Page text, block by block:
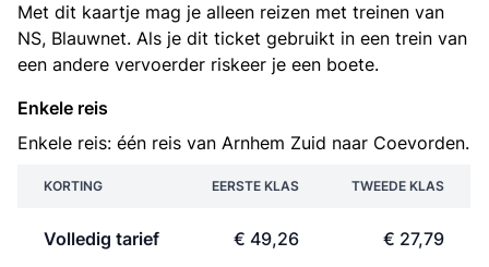
Met dit kaartje mag je alleen reizen met treinen van
NS, Blauwnet. Als je dit ticket gebruikt in een trein van
een andere vervoerder riskeer je een boete.
Enkele reis
Enkele reis: één reis van Arnhem Zuid naar Coevorden.
KORTING EERSTE KLAS TWEEDE KLAS
Volledig tarief € 49,26 € 27,79